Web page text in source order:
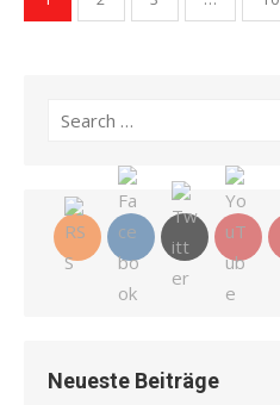
der
Search
Neueste Beiträge